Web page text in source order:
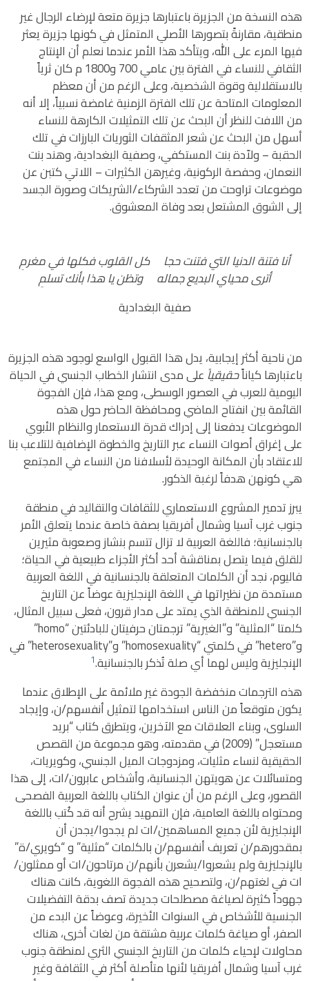
هذه النسخة من الجزيرة باعتبارها جزيرة متعة لإرضاء الرجال غير
منطقية، مقارنةً بتصورها الأصلي المتمثل في كونها جزيرة يعثر
فيها المرء على الله، ويتأكد هذا الأمر عندما نعلم أن الإنتاج
الثقافي للنساء في الفترة بين عامي 700 و1800 م كان ثرياً
بالاستقلالية وقوة الشخصية، وعلى الرغم من أن معظم
المعلومات المتاحة عن تلك الفترة الزمنية غامضة نسبياً، إلا أنه
من اللافت للنظر أن البحث عن تلك التمثيلات الكارهة للنساء
أسهل من البحث عن شعر المثقفات الثوريات البارزات في تلك
الحقبة – ولاّدة بنت المستكفي، وصفية البغدادية، وهند بنت
النعمان، وحفصة الركونية، وغيرهن الكثيرات – اللاتي كتبن عن
موضوعات تراوحت من تعدد الشركاء/الشريكات وصورة الجسد
إلى الشوق المشتعل بعد وفاة المعشوق.
أنا فتنة الدنيا التي فتنت حجا كل القلوب فكلها في مغرمِ
أترى محياي البديع جماله وتظن يا هذا بأنك تسلمِ
صفية البغدادية
من ناحية أكثر إيجابية، يدل هذا القبول الواسع لوجود هذه الجزيرة
باعتبارها كياناًحقيقياًعلى مدى انتشار الخطاب الجنسي في الحياة
اليومية للعرب في العصور الوسطى، ومع هذا، فإن الفجوة
القائمة بين انفتاح الماضي ومحافظة الحاضر حول هذه
الموضوعات يدفعنا إلى إدراك قدرة الاستعمار والنظام الأبوي
على إغراق أصوات النساء عبر التاريخ والخطوة الإضافية للتلاعب بنا
للاعتقاد بأن المكانة الوحيدة لأسلافنا من النساء في المجتمع
هي كونهن هدفاً لرغبة الذكور.
يبرز تدمير المشروع الاستعماري للثقافات والتقاليد في منطقة
جنوب غرب آسيا وشمال أفريقيا بصفة خاصة عندما يتعلق الأمر
بالجنسانية؛ فاللغة العربية لا تزال تتسم بنشاز وصعوبة مثيرين
للقلق فيما يتصل بمناقشة أحد أكثر الأجزاء طبيعية في الحياة؛
فاليوم، نجد أن الكلمات المتعلقة بالجنسانية في اللغة العربية
مستمدة من نظيراتها في اللغة الإنجليزية عوضاً عن التاريخ
الجنسي للمنطقة الذي يمتد على مدار قرون، فعلى سبيل المثال،
كلمتا “المثلية” و”الغيرية” ترجمتان حرفيتان للبادئتين “homo”
و”hetero” في كلمتي “homosexuality” و”heterosexuality” في
الإنجليزية وليس لهما أي صلة تُذكر بالجنسانية.1
هذه الترجمات منخفضة الجودة غير ملائمة على الإطلاق عندما
يكون متوقعاً من الناس استخدامها لتمثيل أنفسهم/ن، وإيجاد
السلوى، وبناء العلاقات مع الآخرين، ويتطرق كتاب “بريد
مستعجل” (2009) في مقدمته، وهو مجموعة من القصص
الحقيقية لنساء مثليات، ومزدوجات الميل الجنسي، وكويريات،
ومتسائلات عن هويتهن الجنسانية، وأشخاص عابرون/ات، إلى هذا
القصور، وعلى الرغم من أن عنوان الكتاب باللغة العربية الفصحى
ومحتواه باللغة العامية، فإن التمهيد يشرح أنه قد كُتب باللغة
الإنجليزية لأن جميع المساهمين/ات لم يجدوا/يجدن أن
بمقدورهم/ن تعريف أنفسهم/ن بالكلمات “مثلية” و “كويري/ة”
بالإنجليزية ولم يشعروا/يشعرن بأنهم/ن مرتاحون/ات أو ممثلون/
ات في لغتهم/ن، ولتصحيح هذه الفجوة اللغوية، كانت هناك
جهوداً كثيرة لصياغة مصطلحات جديدة تصف بدقة التفضيلات
الجنسية للأشخاص في السنوات الأخيرة، وعوضاً عن البدء من
الصفر، أو صياغة كلمات عربية مشتقة من لغات أخرى، هناك
محاولات لإحياء كلمات من التاريخ الجنسي الثري لمنطقة جنوب
غرب آسيا وشمال أفريقيا لأنها متأصلة أكثر في الثقافة وغير